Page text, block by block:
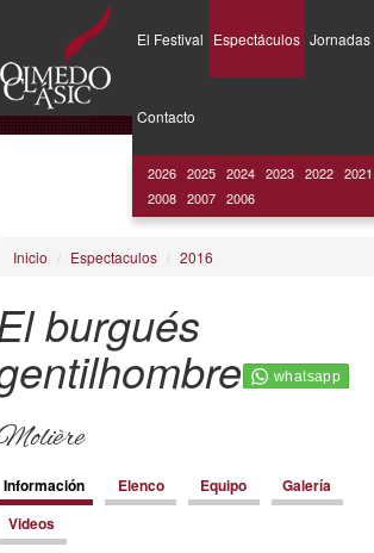
El Festival Espectáculos
2026 2025 2024 2023 2022 2021
2008 2007 2006
Jornadas
Contacto
Inicio Espectaculos 2016
burgués
Información (solapa
activa)
Elenco Equipo
Galería
Videos